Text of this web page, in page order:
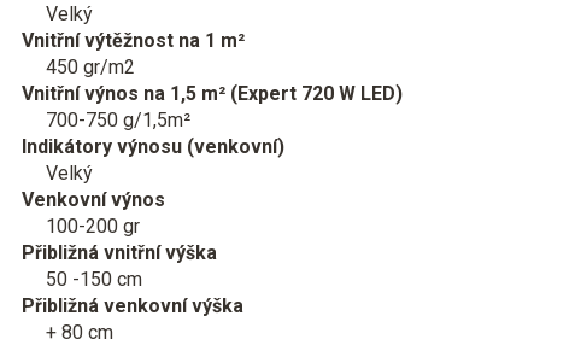
Velký
Vnitřní výtěžnost na 1 m²
450 gr/m2
Vnitřní výnos na 1,5 m² (Expert 720 W LED)
700-750 g/1,5m²
Indikátory výnosu (venkovní)
Velký
Venkovní výnos
100-200 gr
Přibližná vnitřní výška
50 -150 cm
Přibližná venkovní výška
+ 80 cm